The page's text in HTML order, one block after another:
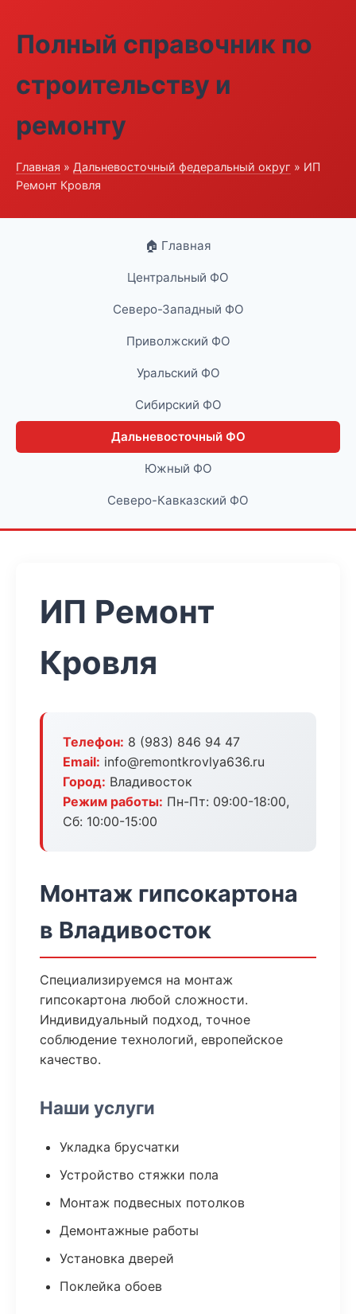
Полный справочник по
строительству и
ремонту
Главная » Дальневосточный федеральный округ » ИП
Ремонт Кровля
🏠 Главная
Центральный ФО
Северо-Западный ФО
Приволжский ФО
Уральский ФО
Сибирский ФО
Дальневосточный ФО
Южный ФО
Северо-Кавказский ФО
ИП Ремонт
Кровля
Телефон: 8 (983) 846 94 47
Email: info@remontkrovlya636.ru
Город: Владивосток
Режим работы: Пн-Пт: 09:00-18:00,
Сб: 10:00-15:00
Монтаж гипсокартона
в Владивосток
Специализируемся на монтаж
гипсокартона любой сложности.
Индивидуальный подход, точное
соблюдение технологий, европейское
качество.
Наши услуги
Укладка брусчатки
Устройство стяжки пола
Монтаж подвесных потолков
Демонтажные работы
Установка дверей
Поклейка обоев